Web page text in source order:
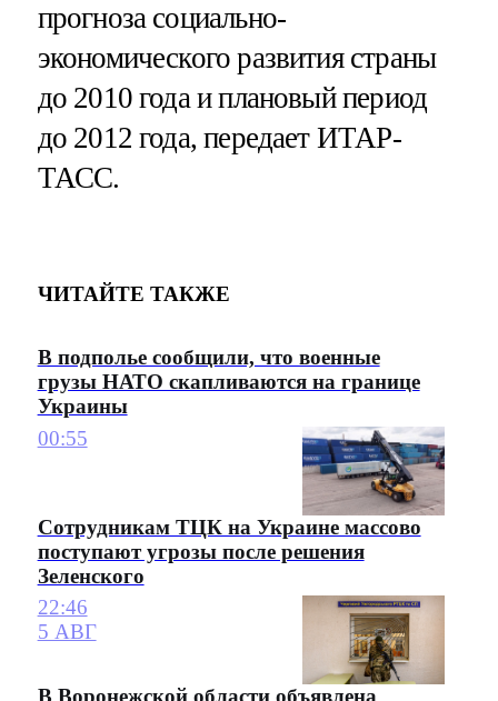
прогноза социально-
экономического развития страны
до 2010 года и плановый период
до 2012 года, передает ИТАР-
ТАСС.
ЧИТАЙТЕ ТАКЖЕ
В подполье сообщили, что военные
грузы НАТО скапливаются на границе
Украины
00:55
Сотрудникам ТЦК на Украине массово
поступают угрозы после решения
Зеленского
22:46
5 АВГ
В Воронежской области объявлена